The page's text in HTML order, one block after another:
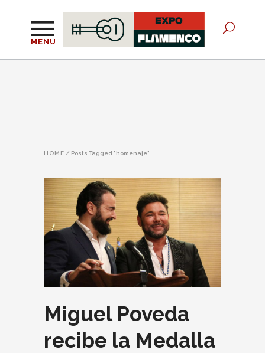
MENU
HOME / Posts Tagged "homenaje"
Miguel Poveda
recibe la Medalla